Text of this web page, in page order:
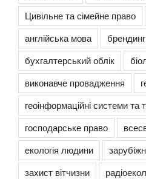
Цивільне та сімейне право
англійська мова
брендинг
бухгалтерський облік
виконавче провадження
геоінформаційні системи та
господарське право
екологія людини
захист вітчизни